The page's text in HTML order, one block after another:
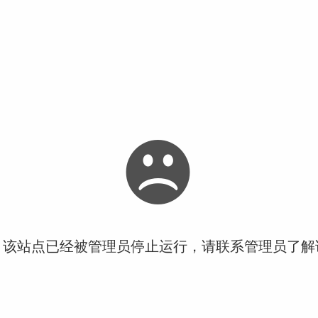
站点已经被管理员停止运行，请联系管理员了